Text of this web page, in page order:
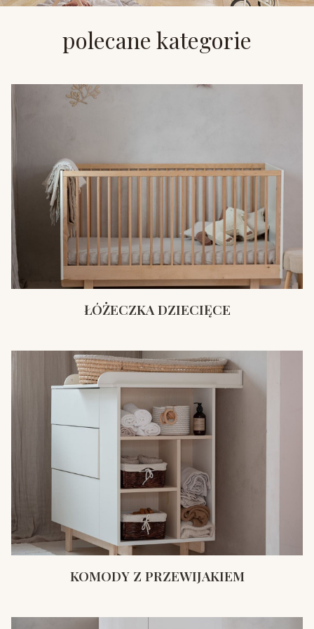
polecane kategorie
ŁÓŻECZKA DZIECIĘCE
KOMODY Z PRZEWIJAKIEM